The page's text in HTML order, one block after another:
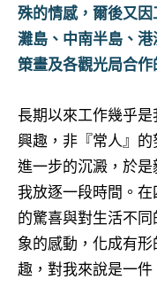
動
主
學
企
業
講
部
落
客
及
殊的情感，爾後又
灘島、中南半島、
策畫及各觀光局合作
長期以來工作幾乎是
興趣，非『常人』
進一步的沉澱，於
我放逐一段時間。
的驚喜與對生活不
象的感動，化成有
趣，對我來說是一件